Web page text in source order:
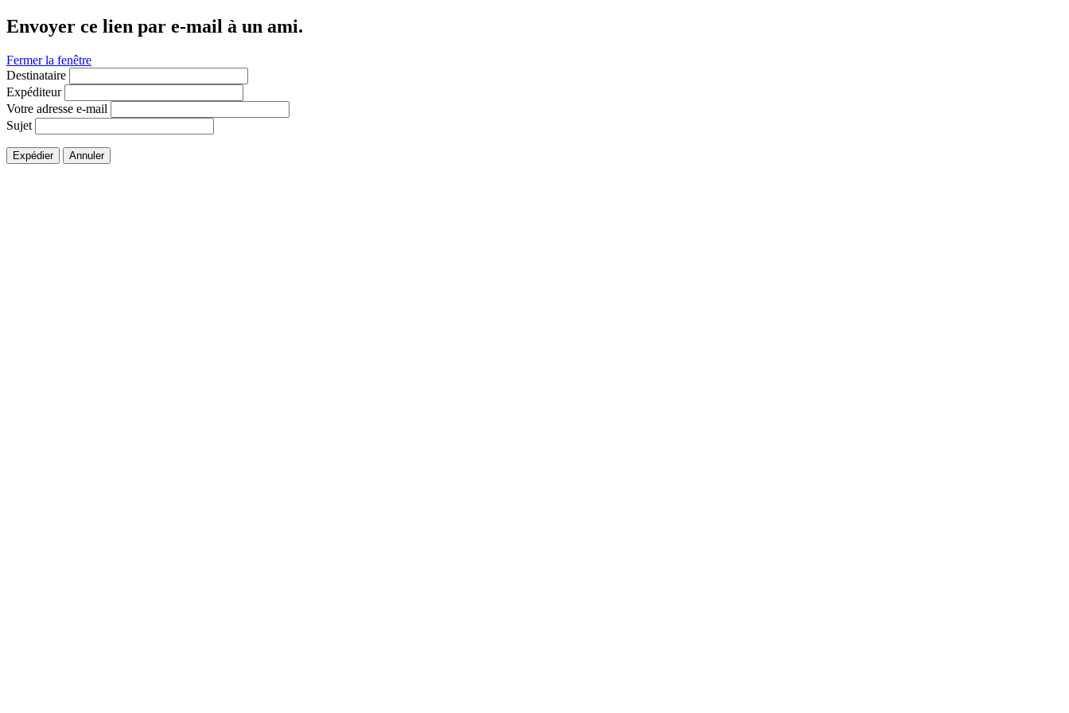
Envoyer ce lien par e-mail à un ami.
Fermer la fenêtre
Destinataire
Expéditeur
Votre adresse e-mail
Sujet
Expédier Annuler